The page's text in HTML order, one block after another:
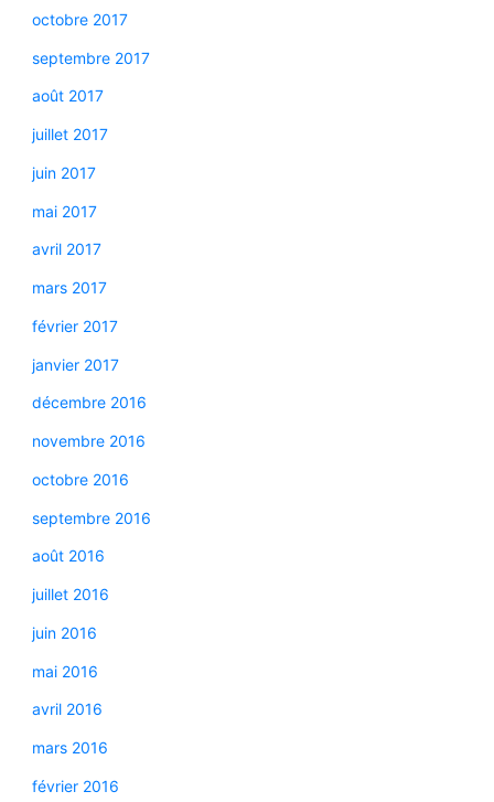
octobre 2017
septembre 2017
août 2017
juillet 2017
juin 2017
mai 2017
avril 2017
mars 2017
février 2017
janvier 2017
décembre 2016
novembre 2016
octobre 2016
septembre 2016
août 2016
juillet 2016
juin 2016
mai 2016
avril 2016
mars 2016
février 2016